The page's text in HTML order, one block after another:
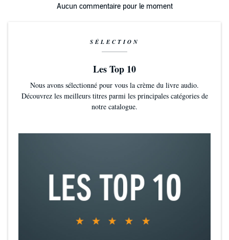
Aucun commentaire pour le moment
SÉLECTION
Les Top 10
Nous avons sélectionné pour vous la crème du livre audio.
Découvrez les meilleurs titres parmi les principales catégories de
notre catalogue.